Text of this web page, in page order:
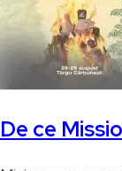
De ce